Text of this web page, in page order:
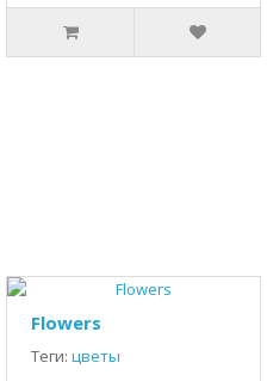
Flowers
Теги: цветы